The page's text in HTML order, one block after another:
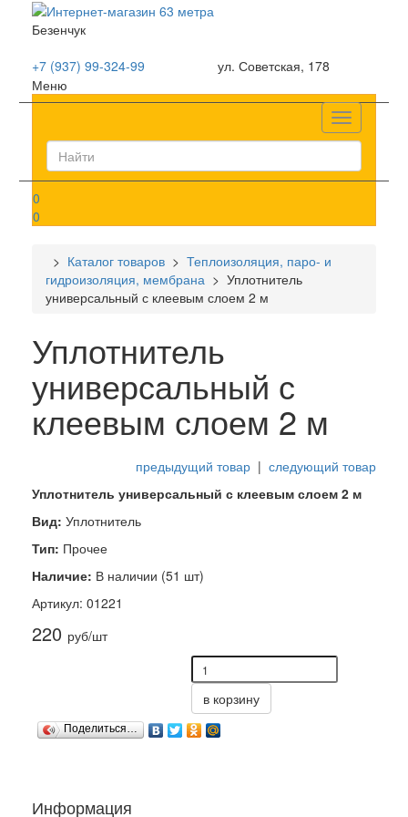
Безенчук
+7 (937) 99-324-99
ул. Советская, 178
Меню
Список
0
0
> Каталог товаров > Теплоизоляция, паро- и
гидроизоляция, мембрана > Уплотнитель
универсальный с клеевым слоем 2 м
Уплотнитель
универсальный с
клеевым слоем 2 м
предыдущий товар | следующий товар
Уплотнитель универсальный с клеевым слоем 2 м
Вид: Уплотнитель
Тип: Прочее
Наличие: В наличии (51 шт)
Артикул: 01221
220 руб/шт
в корзину
Поделиться…
Информация